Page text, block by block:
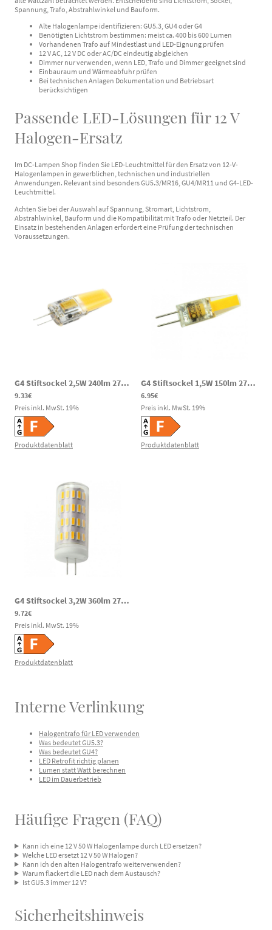
Spannung, Trafo, Abstrahlwinkel und Bauform.
Alte Halogenlampe identifizieren: GU5.3, GU4 oder G4
Benötigten Lichtstrom bestimmen: meist ca. 400 bis 600 Lumen
Vorhandenen Trafo auf Mindestlast und LED-Eignung prüfen
12 V AC, 12 V DC oder AC/DC eindeutig abgleichen
Dimmer nur verwenden, wenn LED, Trafo und Dimmer geeignet sind
Einbauraum und Wärmeabfuhr prüfen
Bei technischen Anlagen Dokumentation und Betriebsart
berücksichtigen
Passende LED-Lösungen für 12 V
Halogen-Ersatz
Im DC-Lampen Shop finden Sie LED-Leuchtmittel für den Ersatz von 12-V-
Halogenlampen in gewerblichen, technischen und industriellen
Anwendungen. Relevant sind besonders GU5.3/MR16, GU4/MR11 und G4-LED-
Leuchtmittel.
Achten Sie bei der Auswahl auf Spannung, Stromart, Lichtstrom,
Abstrahlwinkel, Bauform und die Kompatibilität mit Trafo oder Netzteil. Der
Einsatz in bestehenden Anlagen erfordert eine Prüfung der technischen
Voraussetzungen.
G4 Stiftsockel 2,5W 240lm 2700K 10-30VDC 10-24VAC LED Leuchtmittel
9.33€
Preis inkl. MwSt. 19%
Produktdatenblatt
G4 Stiftsockel 1,5W 150lm 2700K 10-30VDC 10-24VAC LED Leuchtmittel
6.95€
Preis inkl. MwSt. 19%
Produktdatenblatt
G4 Stiftsockel 3,2W 360lm 2700K 10-30VDC 10-24VAC LED Leuchtmittel
9.72€
Preis inkl. MwSt. 19%
Produktdatenblatt
Interne Verlinkung
Halogentrafo für LED verwenden
Was bedeutet GU5.3?
Was bedeutet GU4?
LED Retrofit richtig planen
Lumen statt Watt berechnen
LED im Dauerbetrieb
Häufige Fragen (FAQ)
Kann ich eine 12 V 50 W Halogenlampe durch LED ersetzen?
Welche LED ersetzt 12 V 50 W Halogen?
Kann ich den alten Halogentrafo weiterverwenden?
Warum flackert die LED nach dem Austausch?
Ist GU5.3 immer 12 V?
Sicherheitshinweis